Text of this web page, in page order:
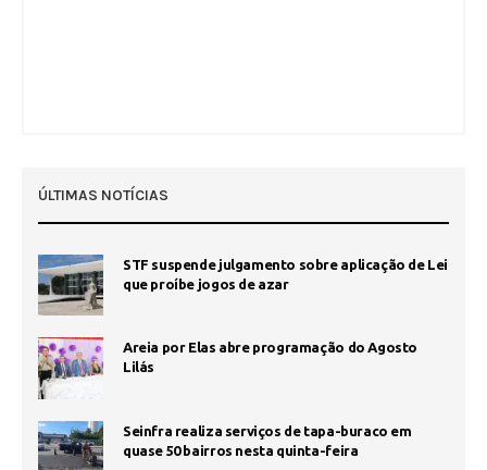
ÚLTIMAS NOTÍCIAS
STF suspende julgamento sobre aplicação de Lei
que proíbe jogos de azar
Areia por Elas abre programação do Agosto
Lilás
Seinfra realiza serviços de tapa-buraco em
quase 50 bairros nesta quinta-feira